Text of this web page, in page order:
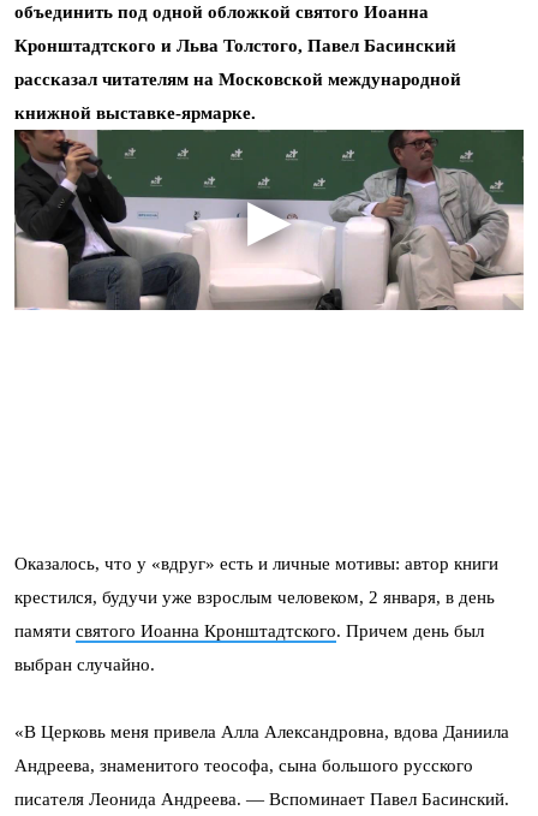
объединить под одной обложкой святого Иоанна
Кронштадтского и Льва Толстого, Павел Басинский
рассказал читателям на Московской международной
книжной выставке-ярмарке.
Оказалось, что у «вдруг» есть и личные мотивы: автор книги
крестился, будучи уже взрослым человеком, 2 января, в день
памяти святого Иоанна Кронштадтского. Причем день был
выбран случайно.
«В Церковь меня привела Алла Александровна, вдова Даниила
Андреева, знаменитого теософа, сына большого русского
писателя Леонида Андреева. — Вспоминает Павел Басинский.